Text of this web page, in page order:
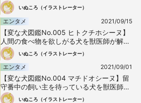
いぬころ（イラストレーター）
エンタメ 2021/09/15
【変な犬図鑑No.005 ヒトクチホシーヌ】
人間の食べ物を欲しがる犬を獣医師が解
説！
いぬころ（イラストレーター）
エンタメ 2021/09/01
【変な犬図鑑No.004 マチドオシーヌ】留
守番中の飼い主を待っている犬を獣医師が
解説！いぬころ（イラストレーター）